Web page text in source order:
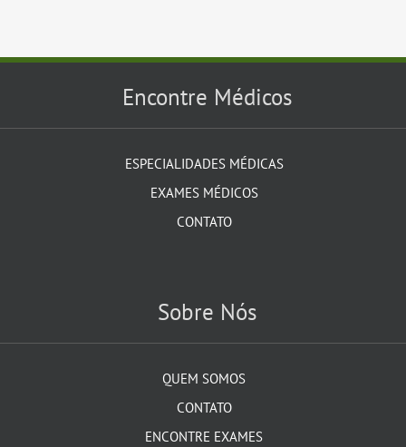
Encontre Médicos
ESPECIALIDADES MÉDICAS
EXAMES MÉDICOS
CONTATO
Sobre Nós
QUEM SOMOS
CONTATO
ENCONTRE EXAMES